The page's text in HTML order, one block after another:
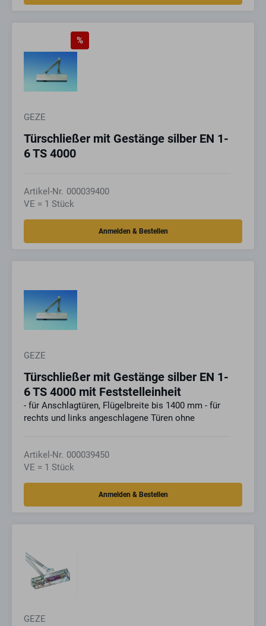
%
GEZE
Türschließer mit Gestänge silber EN 1-
6 TS 4000
Artikel-Nr. 000039400
VE = 1 Stück
GEZE
Türschließer mit Gestänge silber EN 1-
6 TS 4000 mit Feststelleinheit
- für Anschlagtüren, Flügelbreite bis 1400 mm - für
rechts und links angeschlagene Türen ohne
Artikel-Nr. 000039450
VE = 1 Stück
GEZE